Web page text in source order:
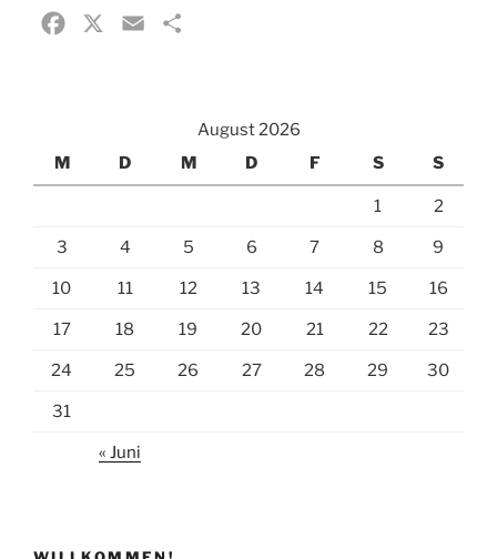
August 2026
M
D M D F S S
1 2
3 4 5 6 7 8 9
10 11 12 13 14 15 16
17 18 19 20 21 22 23
24 25 26 27 28 29 30
31
« Juni